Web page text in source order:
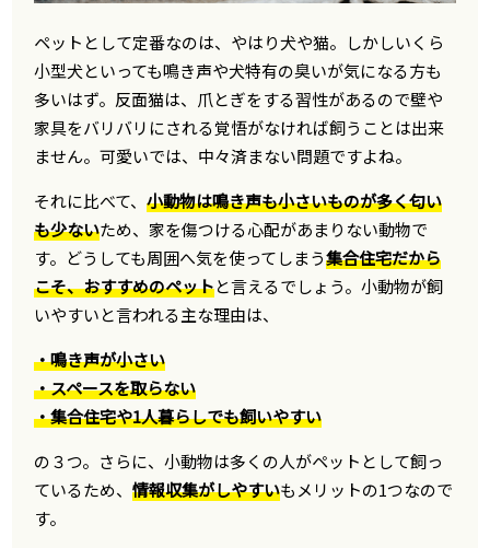
ペットとして定番なのは、やはり犬や猫。しかしいくら
小型犬といっても鳴き声や犬特有の臭いが気になる方も
多いはず。反面猫は、爪とぎをする習性があるので壁や
家具をバリバリにされる覚悟がなければ飼うことは出来
ません。可愛いでは、中々済まない問題ですよね。
それに比べて、小動物は鳴き声も小さいものが多く匂い
も少ないため、家を傷つける心配があまりない動物で
す。どうしても周囲へ気を使ってしまう集合住宅だから
こそ、おすすめのペットと言えるでしょう。小動物が飼
いやすいと言われる主な理由は、
・鳴き声が小さい
・スペースを取らない
・集合住宅や1人暮らしでも飼いやすい
の３つ。さらに、小動物は多くの人がペットとして飼っ
ているため、情報収集がしやすいもメリットの1つなので
す。